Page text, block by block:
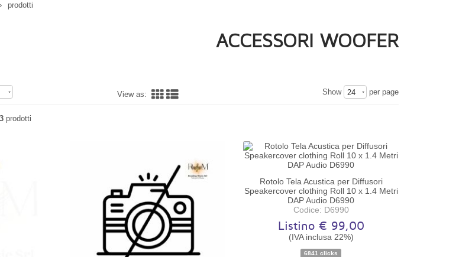
› prodotti
ACCESSORI WOOFER
View as: Show 24 per page
3prodotti
Disponibilità:Disponibile
Rotolo Tela Acustica per Diffusori
Speakercover clothing Roll 10 x 1.4 Metri
DAP Audio D6990
Codice: D6990
Listino € 99,00
(IVA inclusa 22%)
6841 clicks